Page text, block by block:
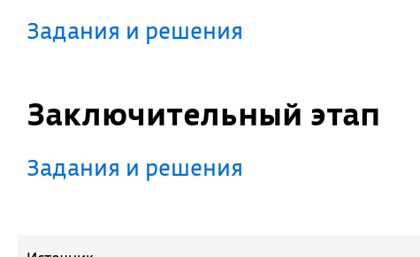
Задания и решения
Заключительный этап
Задания и решения